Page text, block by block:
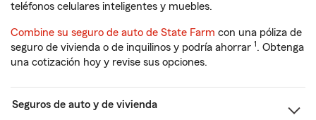
teléfonos celulares inteligentes y muebles.
Combine su seguro de auto de State Farm con una póliza de
seguro de vivienda o de inquilinos y podría ahorrar 1. Obtenga
una cotización hoy y revise sus opciones.
Seguros de auto y de vivienda